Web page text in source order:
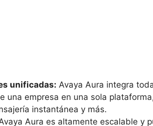
unificadas: Avaya Aura integra
una empresa en una sola
instantánea y más.
Aura es altamente escalable y